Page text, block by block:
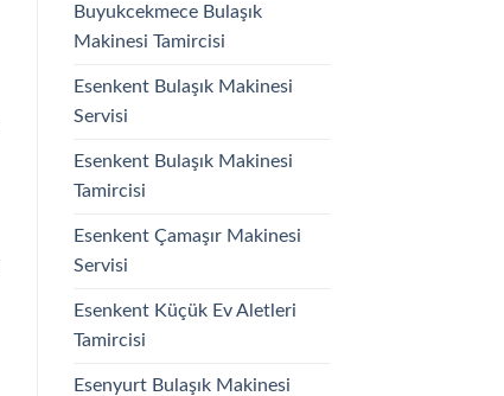
Buyukcekmece Bulaşık
Makinesi Tamircisi
Esenkent Bulaşık Makinesi
Servisi
Esenkent Bulaşık Makinesi
Tamircisi
Esenkent Çamaşır Makinesi
Servisi
Esenkent Küçük Ev Aletleri
Tamircisi
Esenyurt Bulaşık Makinesi